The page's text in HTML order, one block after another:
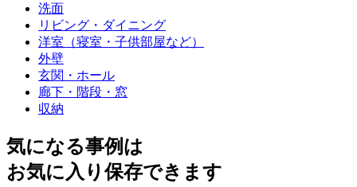
洗面
リビング・ダイニング
洋室（寝室・子供部屋など）
外壁
玄関・ホール
廊下・階段・窓
収納
気になる事例は
お気に入り保存できます